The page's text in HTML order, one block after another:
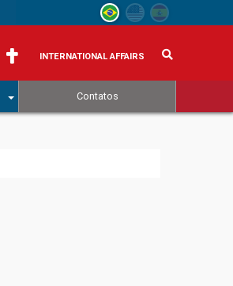
INTERNATIONAL AFFAIRS
Contatos